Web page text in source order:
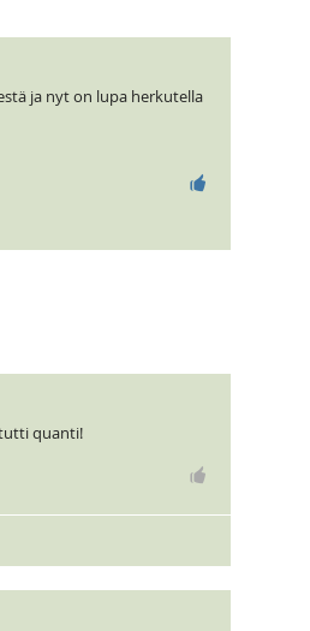
ja nyt on lupa herkutella
quanti!